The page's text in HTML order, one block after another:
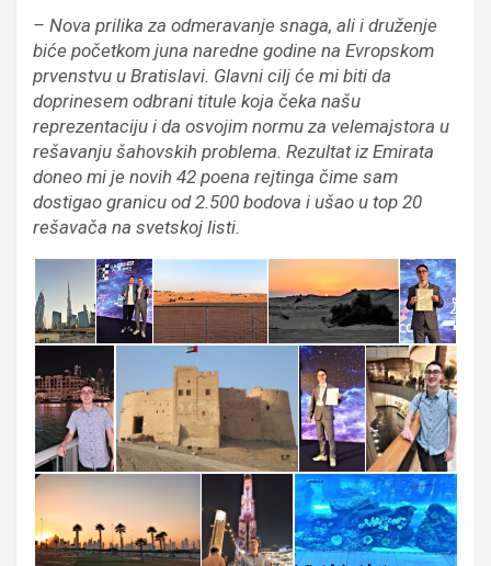
– Nova prilika za odmeravanje snaga, ali i druženje
biće početkom juna naredne godine na Evropskom
prvenstvu u Bratislavi. Glavni cilj će mi biti da
doprinesem odbrani titule koja čeka našu
reprezentaciju i da osvojim normu za velemajstora u
rešavanju šahovskih problema. Rezultat iz Emirata
doneo mi je novih 42 poena rejtinga čime sam
dostigao granicu od 2.500 bodova i ušao u top 20
rešavača na svetskoj listi.